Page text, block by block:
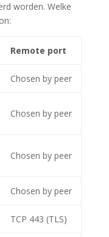
worden. Welke
Remote port
Chosen by peer
Chosen by peer
Chosen by peer
Chosen by peer
TCP 443 (TLS)